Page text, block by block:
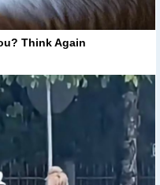
Think Again